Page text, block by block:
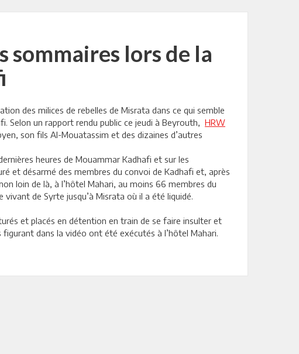
lors de la
des milices de rebelles de Misrata dans ce qui semble
Selon un rapport rendu public ce jeudi à Beyrouth, HRW
son fils Al-Mouatassim et des dizaines d’autres
heures de Mouammar Kadhafi et sur les
et désarmé des membres du convoi de Kadhafi et, après
loin de là, à l’hôtel Mahari, au moins 66 membres du
de Syrte jusqu’à Misrata où il a été liquidé.
et placés en détention en train de se faire insulter et
dans la vidéo ont été exécutés à l’hôtel Mahari.